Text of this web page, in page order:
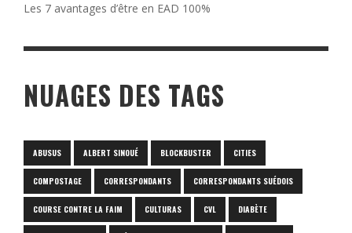
Les 7 avantages d’être en EAD 100%
NUAGES DES TAGS
ABUSUS ALBERT SINOUÉ BLOCKBUSTER CITIES
COMPOSTAGE CORRESPONDANTS CORRESPONDANTS SUÉDOIS
COURSE CONTRE LA FAIM CULTURAS CVL DIABÈTE